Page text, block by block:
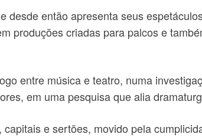
então apresenta seus
produções criadas para palcos e
entre música e teatro, numa
em uma pesquisa que alia
e sertões, movido pela